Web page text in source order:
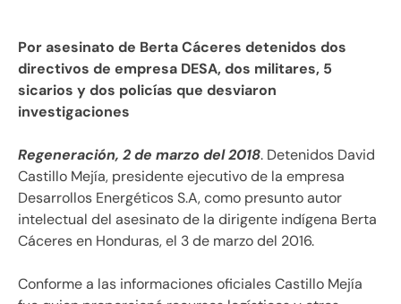
Por asesinato de Berta Cáceres detenidos dos
directivos de empresa DESA, dos militares, 5
sicarios y dos policías que desviaron
investigaciones
Regeneración, 2 de marzo del 2018. Detenidos David
Castillo Mejía, presidente ejecutivo de la empresa
Desarrollos Energéticos S.A, como presunto autor
intelectual del asesinato de la dirigente indígena Berta
Cáceres en Honduras, el 3 de marzo del 2016.
Conforme a las informaciones oficiales Castillo Mejía